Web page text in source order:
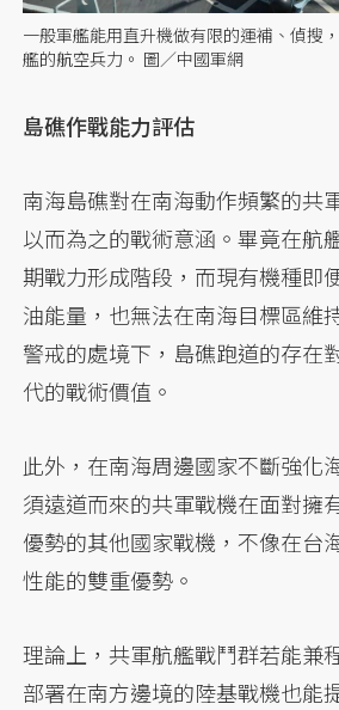
一般軍艦能用直升機做有限的運補、偵搜
艦的航空兵力。 圖／中國軍網
島礁作戰能力評估
南海島礁對在南海動作頻繁的共
以而為之的戰術意涵。畢竟在航
期戰力形成階段，而現有機種即
油能量，也無法在南海目標區維
警戒的處境下，島礁跑道的存在
代的戰術價值。
此外，在南海周邊國家不斷強化
須遠道而來的共軍戰機在面對擁
優勢的其他國家戰機，不像在台
性能的雙重優勢。
理論上，共軍航艦戰鬥群若能兼
部署在南方邊境的陸基戰機也能